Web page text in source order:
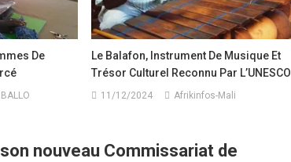
De
Le Balafon, Instrument De Musique Et
Trésor Culturel Reconnu Par L’UNESCO
11/12/2024 Afrikinfos-Mali
nouveau Commissariat de